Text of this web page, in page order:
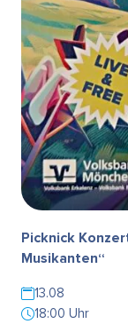
Picknick
Musikanten“
13.08
18:00 Uhr